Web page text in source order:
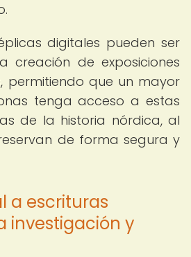
digitales pueden ser
creación de exposiciones
permitiendo que un mayor
tenga acceso a estas
de la historia nórdica, al
de forma segura y
a escrituras
investigación y